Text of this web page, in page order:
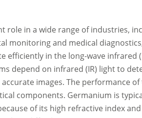
role in a wide range of industries,
monitoring and medical
in the long-wave infrared
depend on infrared (IR) light to
images. The performance of
components. Germanium is
of its high refractive index